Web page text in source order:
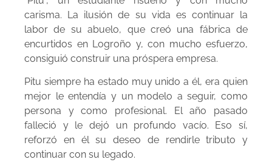
carisma. La ilusión de su vida es continuar la
labor de su abuelo, que creó una fábrica de
encurtidos en Logroño y, con mucho esfuerzo,
consiguió construir una próspera empresa.
Pitu siempre ha estado muy unido a él, era quien
mejor le entendía y un modelo a seguir, como
persona y como profesional. El año pasado
falleció y le dejó un profundo vacío. Eso sí,
reforzó en él su deseo de rendirle tributo y
continuar con su legado.